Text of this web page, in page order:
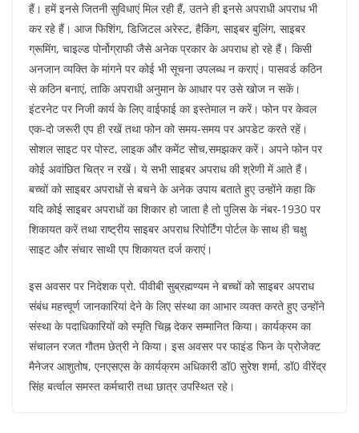
हैं। हमें इनसे जितनी सुविधाएं मिल रही हैं, उतने ही इनसे अपराधी अपराध भी
कर रहे हैं। आज फिशिंग, डिजिटल अरेस्ट, हैकिंग, साइबर बुलिंग, साइबर
ग्रूमिंग, चाइल्ड पोर्नोग्राफी जैसे अनेक प्रकार के अपराध हो रहे हैं। किसी
अनजान व्यक्ति के मांगने पर कोई भी सूचना उपलब्ध न कराएं। पासवर्ड कठिन
से कठिन बनाएं, ताकि अपराधी अनुमान के आधार पर उसे खोज न सकें।
इंटरनेट पर निजी कार्य के लिए वाईफाई का इस्तेमाल न करें। फोन पर केवल
एक-दो जरूरी एप ही रखें तथा फोन को समय-समय पर अपडेट करते रहें।
सोशल साइट पर पोस्ट, लाइक और कमेंट सोच,समझकर करें। अपने फोन पर
कोई अवांछित चित्र न रखें। ये सभी साइबर अपराध की श्रेणी में आते हैं।
बच्चों को साइबर अपराधों से बचने के अनेक उपाय बताते हुए उन्होंने कहा कि
यदि कोई साइबर अपराधों का शिकार हो जाता है तो पुलिस के नंबर-1930 पर
शिकायत करें तथा राष्ट्रीय साइबर अपराध रिपोर्टिंग पोर्टल के साथ ही चक्षु
साइट और संचार साथी एप शिकायत दर्ज कराएं।
इस अवसर पर निदेशक प्रो. पीवीबी सुब्रह्मण्यम ने बच्चों को साइबर अपराध
संबंध महत्त्वूर्ण जानकारियां देने के लिए संस्था का आभार व्यक्त करते हुए उन्होंने
संस्था के पदाधिकारियों को स्मृति चिह्न देकर सम्मानित किया। कार्यक्रम का
संचालन रजत गौतम छेत्री ने किया। इस अवसर पर फाइंड फिन के प्रोजेक्ट
मैनेजर आशुतोष, एनएसएस के कार्यक्रम अधिकारी डॉ0 सुरेश शर्मा, डॉ0 वीरेंद्र
सिंह बर्त्वाल समस्त कर्मचारी तथा छात्र उपस्थित रहे।